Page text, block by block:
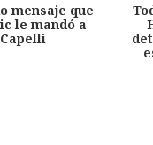
mensaje que
le mandó a